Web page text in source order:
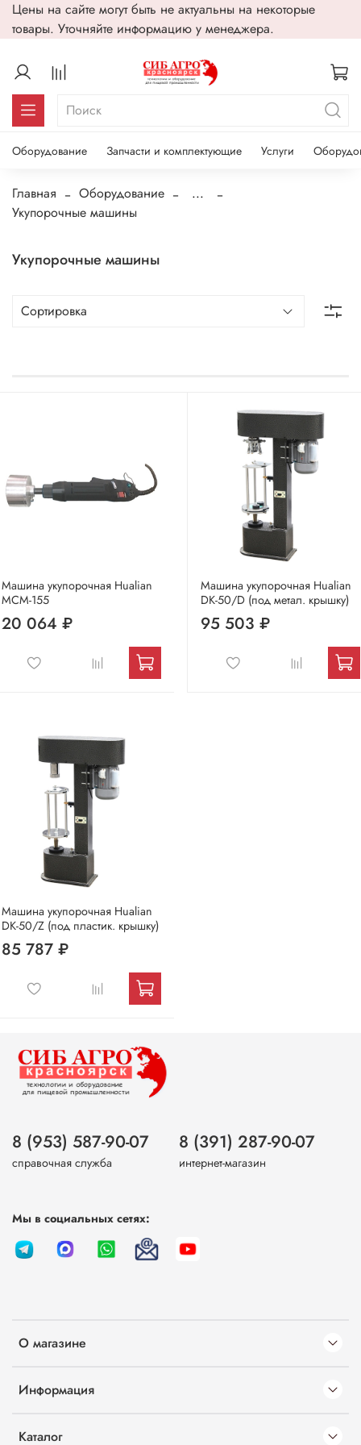
Цены на сайте могут быть не актуальны на некоторые
товары. Уточняйте информацию у менеджера.
Оборудование Запчасти и комплектующие Услуги
Главная Оборудование
...
Укупорочные машины
Укупорочные машины
Машина укупорочная Hualian
MCM-155
20 064 ₽
Машина укупорочная Hualian
DK-50/D (под метал. крышку)
95 503 ₽
Машина укупорочная Hualian
DK-50/Z (под пластик. крышку)
85 787 ₽
О магазине
Информация
Каталог
8 (953) 587-90-07
справочная служба
8 (391) 287-90-07
интернет-магазин
Мы в социальных сетях: